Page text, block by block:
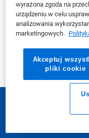
wyrażona zgoda na
urządzeniu w celu
analizowania
marketingowych.
Akceptuj
pliki cookie
Obejrzyj
Walidacja
Helen Gates,
konsultanta
E-mail